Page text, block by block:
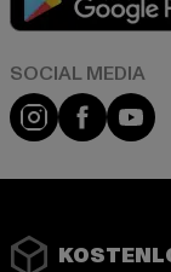
Instagram